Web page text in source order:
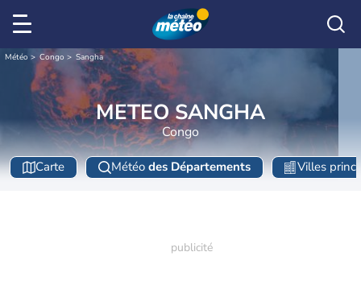
Météo Congo Sangha
METEO SANGHA
Congo
Carte Météo des Départements Villes